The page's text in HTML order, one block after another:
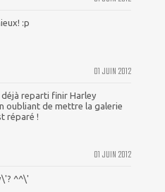
:p
01 JUIN 2012
reparti finir Harley
oubliant de mettre la galerie
réparé !
01 JUIN 2012
^^\'